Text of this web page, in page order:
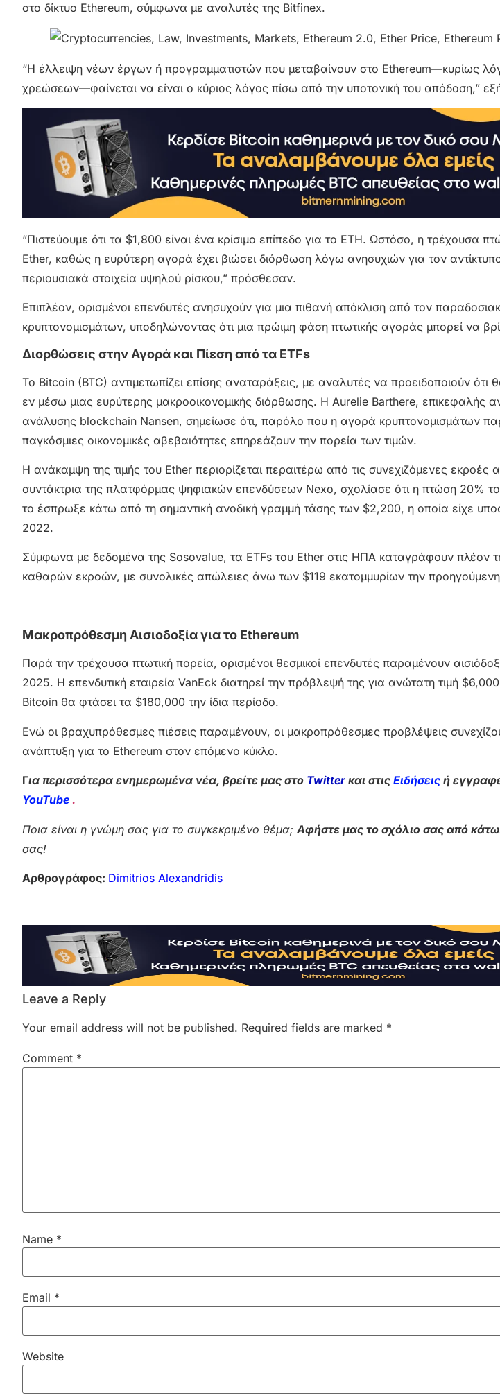
στο δίκτυο Ethereum, σύμφωνα με αναλυτές της Bitfinex.
“Η έλλειψη νέων έργων ή προγραμματιστών που μεταβαίνουν στο Ethereum—κυρίως
χρεώσεων—φαίνεται να είναι ο κύριος λόγος πίσω από την υποτονική του απόδοση,”
“Πιστεύουμε ότι τα $1,800 είναι ένα κρίσιμο επίπεδο για το ETH. Ωστόσο, η τρέχουσα
Ether, καθώς η ευρύτερη αγορά έχει βιώσει διόρθωση λόγω ανησυχιών για τον
περιουσιακά στοιχεία υψηλού ρίσκου,” πρόσθεσαν.
Επιπλέον, ορισμένοι επενδυτές ανησυχούν για μια πιθανή απόκλιση από τον
κρυπτονομισμάτων, υποδηλώνοντας ότι μια πρώιμη φάση πτωτικής αγοράς μπορεί να
Διορθώσεις στην Αγορά και Πίεση από τα ETFs
Το Bitcoin (BTC) αντιμετωπίζει επίσης αναταράξεις, με αναλυτές να προειδοποιούν
εν μέσω μιας ευρύτερης μακροοικονομικής διόρθωσης. Η Aurelie Barthere, επικεφαλής
ανάλυσης blockchain Nansen, σημείωσε ότι, παρόλο που η αγορά κρυπτονομισμάτων
παγκόσμιες οικονομικές αβεβαιότητες επηρεάζουν την πορεία των τιμών.
Η ανάκαμψη της τιμής του Ether περιορίζεται περαιτέρω από τις συνεχιζόμενες
συντάκτρια της πλατφόρμας ψηφιακών επενδύσεων Nexo, σχολίασε ότι η πτώση 20%
το έσπρωξε κάτω από τη σημαντική ανοδική γραμμή τάσης των $2,200, η οποία είχε
2022.
Σύμφωνα με δεδομένα της Sosovalue, τα ETFs του Ether στις ΗΠΑ καταγράφουν πλέον
καθαρών εκροών, με συνολικές απώλειες άνω των $119 εκατομμυρίων την
Μακροπρόθεσμη Αισιοδοξία για το Ethereum
Παρά την τρέχουσα πτωτική πορεία, ορισμένοι θεσμικοί επενδυτές παραμένουν
2025. Η επενδυτική εταιρεία VanEck διατηρεί την πρόβλεψή της για ανώτατη τιμή $6,000
Bitcoin θα φτάσει τα $180,000 την ίδια περίοδο.
Ενώ οι βραχυπρόθεσμες πιέσεις παραμένουν, οι μακροπρόθεσμες προβλέψεις
ανάπτυξη για το Ethereum στον επόμενο κύκλο.
Για περισσότερα ενημερωμένα νέα, βρείτε μας στο Twitter και στις Ειδήσεις ή
YouTube .
Ποια είναι η γνώμη σας για το συγκεκριμένο θέμα; Αφήστε μας το σχόλιο σας από
σας!
Αρθρογράφος: Dimitrios Alexandridis
Leave a Reply
Your email address will not be published. Required fields are marked *
Comment *
Name *
Email *
Website